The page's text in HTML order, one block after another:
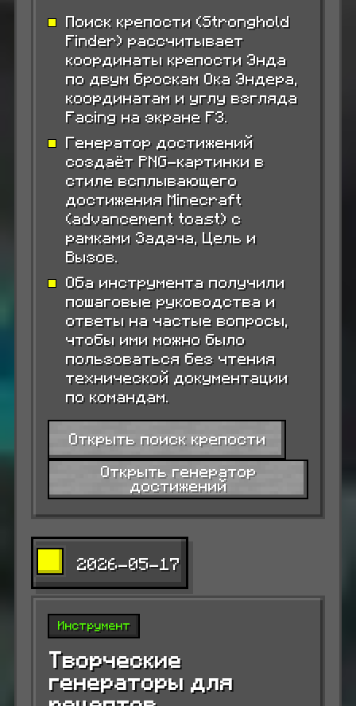
Поиск крепости (Stronghold
Finder) рассчитывает
координаты крепости Энда
по двум броскам Ока Эндера,
координатам и углу взгляда
Facing на экране F3.
Генератор достижений
создаёт PNG-картинки в
стиле всплывающего
достижения Minecraft
(advancement toast) с
рамками Задача, Цель и
Вызов.
Оба инструмента получили
пошаговые руководства и
ответы на частые вопросы,
чтобы ими можно было
пользоваться без чтения
технической документации
по командам.
Открыть поиск крепости
Открыть генератор
достижений
2026-05-17
Инструмент
Творческие
генераторы для